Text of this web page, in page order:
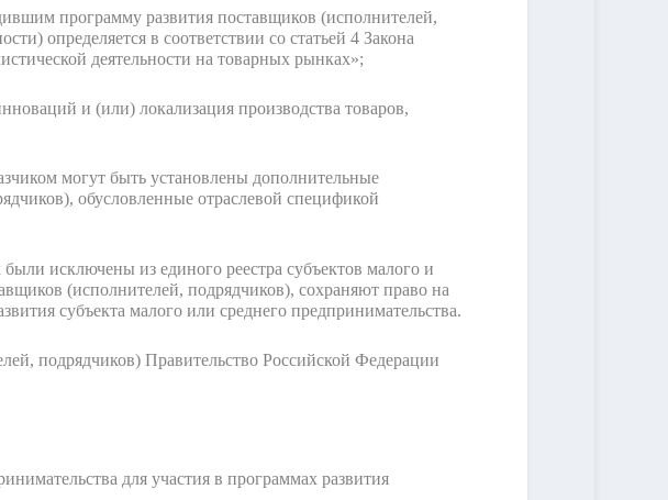
программу развития поставщиков (исполнителей,
определяется в соответствии со статьей 4 Закона
деятельности на товарных рынках»;
и (или) локализация производства товаров,
могут быть установлены дополнительные
обусловленные отраслевой спецификой
исключены из единого реестра субъектов малого и
(исполнителей, подрядчиков), сохраняют право на
субъекта малого или среднего предпринимательства.
подрядчиков) Правительство Российской Федерации
для участия в программах развития